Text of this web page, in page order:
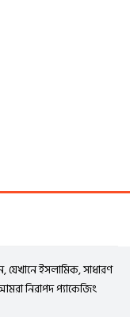
যেখানে ইসলামিক, সাধারণ
নিরাপদ প্যাকেজিং